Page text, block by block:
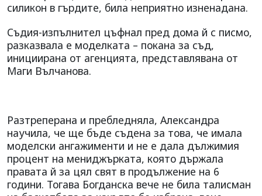
силикон в гърдите, била неприятно изненадана.
Съдия-изпълнител цъфнал пред дома й с писмо,
разказвала е моделката – покана за съд,
инициирана от агенцията, представлявана от
Маги Вълчанова.
Разтреперана и пребледняла, Александра
научила, че ще бъде съдена за това, че имала
моделски ангажименти и не е дала дължимия
процент на мениджърката, която държала
правата й за цял свят в продължение на 6
години. Тогава Богданска вече не била талисман